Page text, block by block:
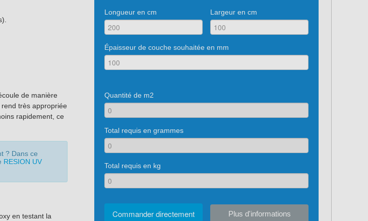
de manière
très appropriée
rapidement, ce
? Dans ce
RESION UV
en testant la
Longueur en cm Largeur en cm
Épaisseur de couche souhaitée en mm
Quantité de m2
Total requis en grammes
Total requis en kg
Commander directement Plus d'informations